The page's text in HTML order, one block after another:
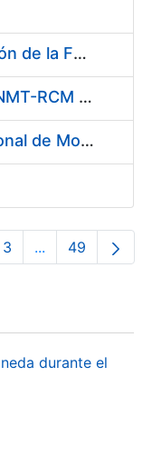
Servicio de Calibración y Verificación Externa de los Equipos de Medición del Servicio de Prevención de la FNMT-RCM
Conexión mediante Fibra Óptica de los Centros de Proceso de Datos (CPDs) de las sedes de la FNMT-RCM de Burgos y Madrid
Contratación de acuerdo marco para el Suministro de Material de Electricidad para la Fábrica Nacional de Moneda y Timbre-Real Casa de la Moneda en su centro de trabajo de Burgos
Páxina
3 ...PáxinasPáxina
49
durante el